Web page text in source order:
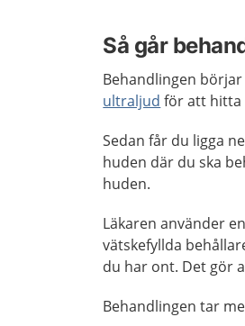
Så går
Behandlingen
ultraljud för att hitta
Sedan får du ligga
huden där du ska
huden.
Läkaren använder
vätskefyllda
du har ont. Det gör
Behandlingen tar